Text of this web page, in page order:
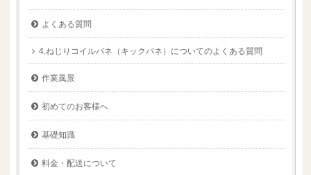
よくある質問
4.ねじりコイルバネ（キックバネ）についてのよくある質問
作業風景
初めてのお客様へ
基礎知識
料金・配送について